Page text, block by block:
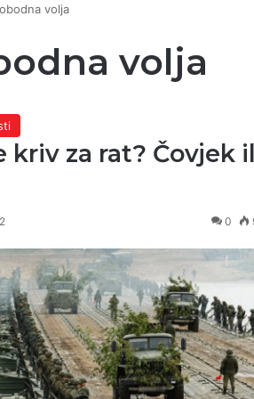
volja
volja
kriv za rat? Čovjek
0